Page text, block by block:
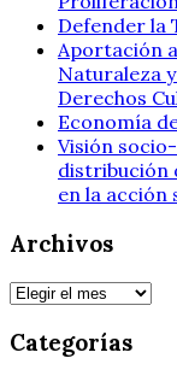
Defender la
Aportación
Naturaleza
Derechos
Economía
Visión
distribución
en la acción
Archivos
Archivos
Categorías